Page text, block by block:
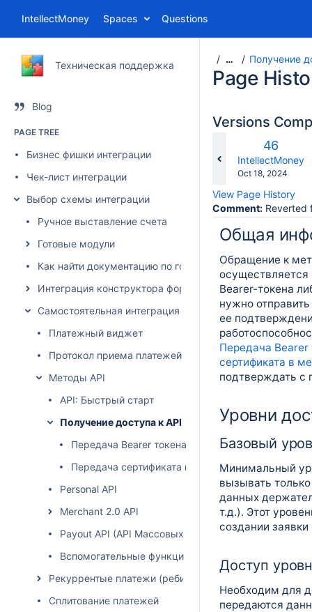
IntellectMoney Spaces Questions
Техническая поддержка
Blog
PAGE TREE
Бизнес фишки интеграции
Чек-лист интеграции
Выбор схемы интеграции
Ручное выставление счета
Готовые модули
Как найти документацию по готовому модулю оплаты,
Интеграция конструктора формы (без разработки)
Самостоятельная интеграция и API
Платежный виджет
Протокол приема платежей Intellectmoney
Методы API
API: Быстрый старт
Получение доступа к API
Передача Bearer токена в методы API
Передача сертификата в методы API
Personal API
Merchant 2.0 API
Payout API (API Массовых выплат)
Вспомогательные функции для взаимодействия с
Рекуррентые платежи (ребиллинг)
Сплитование платежей
… Получение
Page
Versions
Old
Version
46
IntellectMoney
Saved
Oct 18, 2024
View Page History
Comment: Reverted
Общая
Обращение к
осуществляется
Bearer-токена
нужно
ее
Передача Bearer
сертификата в
подтверждать с
Уровни
Базовый
Минимальный
вызывать
данных
т.д.). Этот
создании заявки
Доступ
Необходим для
передаются